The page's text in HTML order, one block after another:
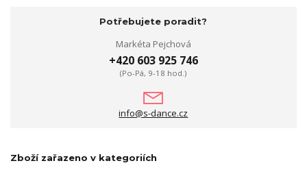
Potřebujete poradit?
Markéta Pejchová
+420 603 925 746
(Po-Pá, 9-18 hod.)
info@s-dance.cz
Zboží zařazeno v kategoriích